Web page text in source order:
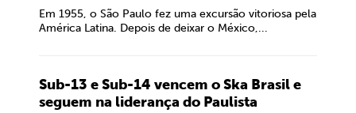
Em 1955, o São Paulo fez uma excursão vitoriosa pela
América Latina. Depois de deixar o México,...
Sub-13 e Sub-14 vencem o Ska Brasil e
seguem na liderança do Paulista